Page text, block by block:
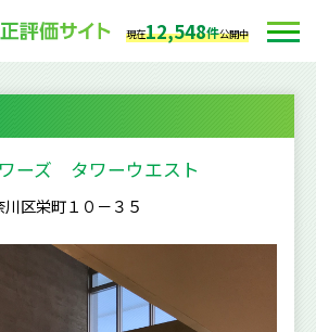
現在12,548件公開中
ーズ タワーウエスト
区栄町１０－３５